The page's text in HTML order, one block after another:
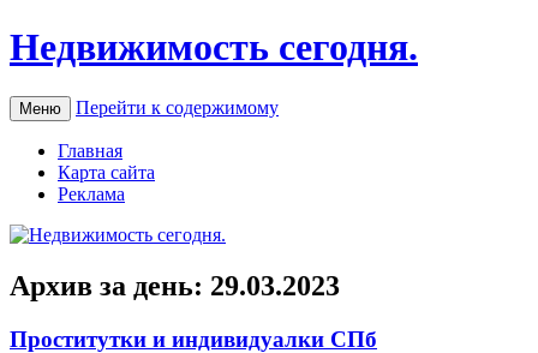
Недвижимость сегодня.
Меню Перейти к содержимому
Главная
Карта сайта
Реклама
Архив за день: 29.03.2023
Проститутки и индивидуалки СПб